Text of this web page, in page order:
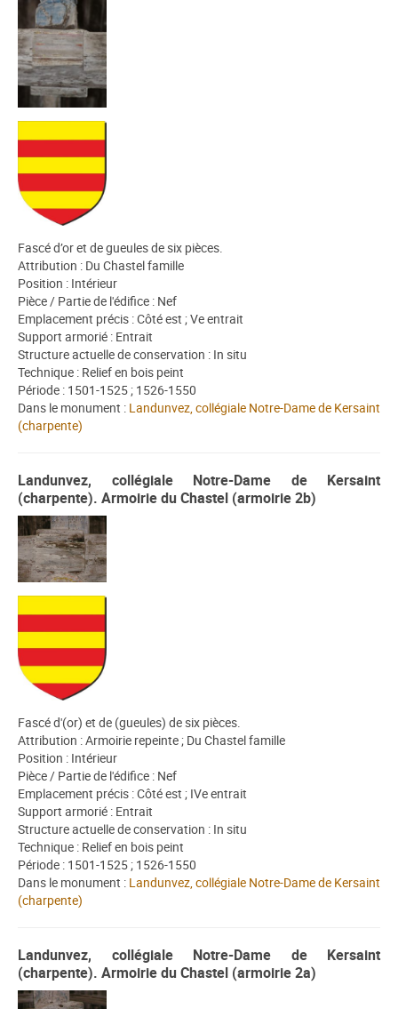
Fascé d’or et de gueules de six pièces.
Attribution : Du Chastel famille
Position : Intérieur
Pièce / Partie de l'édifice : Nef
Emplacement précis : Côté est ; Ve entrait
Support armorié : Entrait
Structure actuelle de conservation : In situ
Technique : Relief en bois peint
Période : 1501-1525 ; 1526-1550
Dans le monument : Landunvez, collégiale Notre-Dame de Kersaint
(charpente)
Landunvez, collégiale Notre-Dame de Kersaint
(charpente). Armoirie du Chastel (armoirie 2b)
Fascé d'(or) et de (gueules) de six pièces.
Attribution : Armoirie repeinte ; Du Chastel famille
Position : Intérieur
Pièce / Partie de l'édifice : Nef
Emplacement précis : Côté est ; IVe entrait
Support armorié : Entrait
Structure actuelle de conservation : In situ
Technique : Relief en bois peint
Période : 1501-1525 ; 1526-1550
Dans le monument : Landunvez, collégiale Notre-Dame de Kersaint
(charpente)
Landunvez, collégiale Notre-Dame de Kersaint
(charpente). Armoirie du Chastel (armoirie 2a)